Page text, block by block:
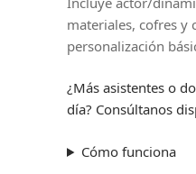
materiales, cofres y
personalización
¿Más asistentes o
día? Consúltanos
Cómo funciona